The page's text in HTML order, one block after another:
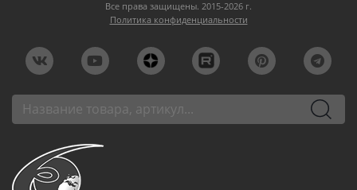
Все права защищены. 2015-2026 г.
Политика конфиденциальности